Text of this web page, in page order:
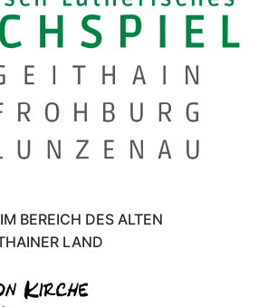
BEREICH DES ALTEN
LAND